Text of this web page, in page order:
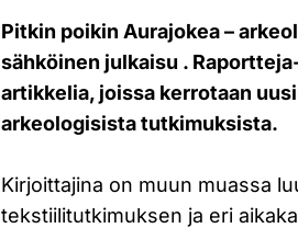
Pitkin poikin Aurajokea –
sähköinen julkaisu .
artikkelia, joissa kerrotaan
arkeologisista tutkimuksista.
Kirjoittajina on muun muassa
tekstiilitutkimuksen ja eri